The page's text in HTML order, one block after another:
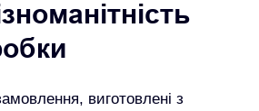
виготовлені з